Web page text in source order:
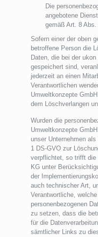
Die
angebotene
gemäß Art. 8
Sofern einer der oben
betroffene Person die
Daten, die bei der
gespeichert sind,
jederzeit an einen
Verantwortlichen
Umweltkonzepte
dem Löschverlangen
Wurden die
Umweltkonzepte
unser Unternehmen
1 DS-GVO zur
verpflichtet, so trifft die
KG unter
der
auch technischer Art,
Verantwortliche,
personenbezogenen
zu setzen, dass die
für die
sämtlicher Links zu